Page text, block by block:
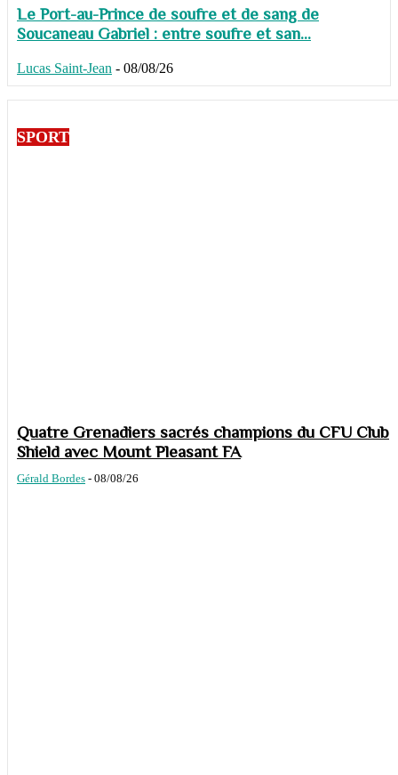
Le Port-au-Prince de soufre et de sang de
Soucaneau Gabriel : entre soufre et san...
Lucas Saint-Jean - 08/08/26
SPORT
Quatre Grenadiers sacrés champions du CFU Club
Shield avec Mount Pleasant FA
Gérald Bordes - 08/08/26